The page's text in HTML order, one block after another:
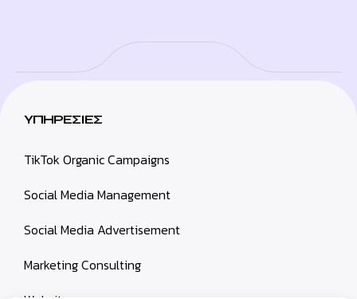
ΥΠΗΡΕΣΙΕΣ
TikTok Organic Campaigns
Social Media Management
Social Media Advertisement
Marketing Consulting